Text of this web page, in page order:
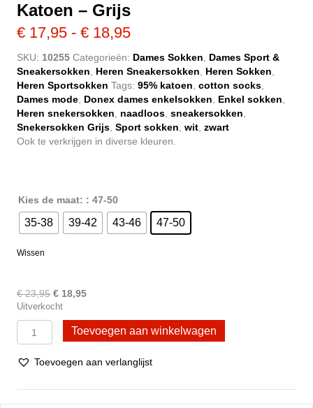
Katoen – Grijs
€ 17,95 - € 18,95Prijsklasse:
€ 17,95
tot
€ 18,95
SKU: 10255 Categorieën: Dames Sokken, Dames Sport &
Sneakersokken, Heren Sneakersokken, Heren Sokken,
Heren Sportsokken Tags: 95% katoen, cotton socks,
Dames mode, Donex dames enkelsokken, Enkel sokken,
Heren snekersokken, naadloos, sneakersokken,
Snekersokken Grijs, Sport sokken, wit, zwart
Ook te verkrijgen in diverse kleuren.
Kies de maat: : 47-50
35-38 39-42 43-46 47-50
Wissen
€23,95 Oorspronkelijke
prijs
was:
€ 23,95.
€ 18,95Huidige
is:
€ 18,95.
Uitverkocht
Paar
sneakersokken
Toevoegen aan winkelwagen
Toevoegen aan verlanglijst